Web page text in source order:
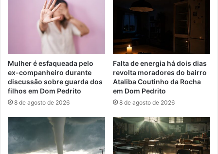
Mulher é esfaqueada pelo
ex-companheiro durante
discussão sobre guarda dos
filhos em Dom Pedrito
8 de agosto de 2026
Falta de energia há dois dias
revolta moradores do bairro
Ataliba Coutinho da Rocha
em Dom Pedrito
8 de agosto de 2026